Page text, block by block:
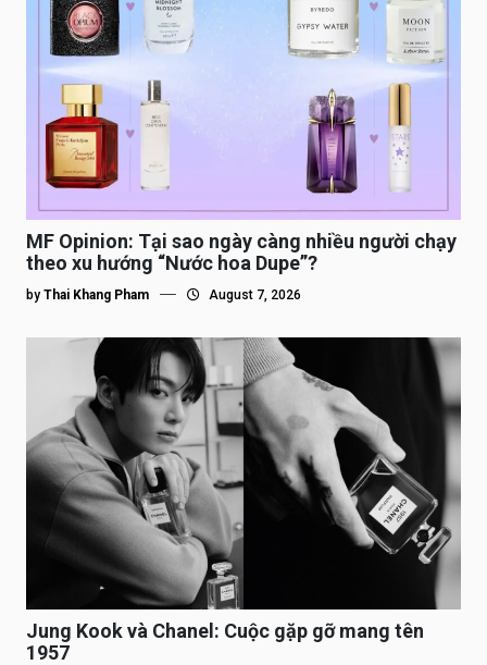
MF Opinion: Tại sao ngày càng nhiều người chạy
theo xu hướng “Nước hoa Dupe”?
by Thai Khang Pham August 7, 2026
Jung Kook và Chanel: Cuộc gặp gỡ mang tên
1957